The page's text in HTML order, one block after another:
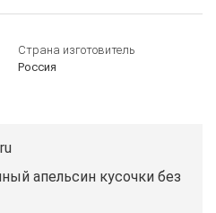
Страна изготовитель
Россия
апельсин кусочки без